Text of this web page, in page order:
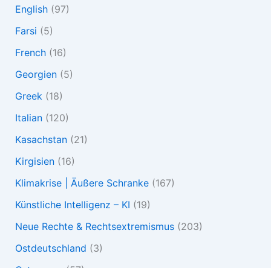
English(97)
Farsi (5)
French(16)
Georgien(5)
Greek (18)
Italian(120)
Kasachstan(21)
Kirgisien(16)
Klimakrise | Äußere Schranke(167)
Künstliche Intelligenz – KI (19)
Neue Rechte & Rechtsextremismus(203)
Ostdeutschland (3)